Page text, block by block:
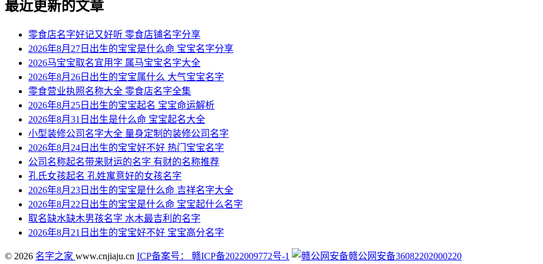
最近更新的文章
零食店名字好记又好听 零食店铺名字分享
2026年8月27日出生的宝宝是什么命 宝宝名字分享
2026马宝宝取名宜用字 属马宝宝名字大全
2026年8月26日出生的宝宝属什么 大气宝宝名字
零食营业执照名称大全 零食店名字全集
2026年8月25日出生的宝宝起名 宝宝命运解析
2026年8月31日出生是什么命 宝宝起名大全
小型装修公司名字大全 量身定制的装修公司名字
2026年8月24日出生的宝宝好不好 热门宝宝名字
公司名称起名带来财运的名字 有财的名称推荐
孔氏女孩起名 孔姓寓意好的女孩名字
2026年8月23日出生的宝宝是什么命 吉祥名字大全
2026年8月22日出生的宝宝是什么命 宝宝起什么名字
取名缺水缺木男孩名字 水木最吉利的名字
2026年8月21日出生的宝宝好不好 宝宝高分名字
© 2026 名字之家 www.cnjiaju.cn ICP备案号： 赣ICP备2022009772号-1 赣公网安备36082202000220